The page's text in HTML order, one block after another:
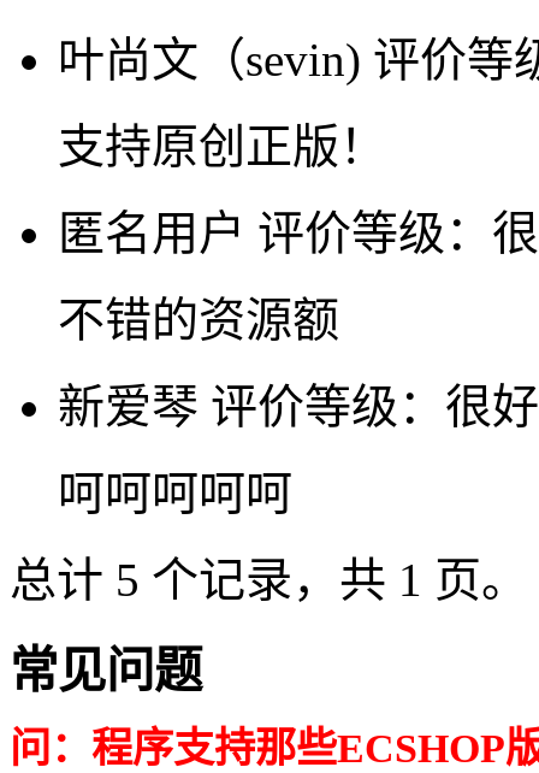
叶尚文（sevin) 评价等
支持原创正版！
匿名用户 评价等级：
不错的资源额
新爱琴 评价等级：很好
呵呵呵呵呵
总计 5 个记录，共 1 页。
常见问题
问：程序支持那些ECSHOP